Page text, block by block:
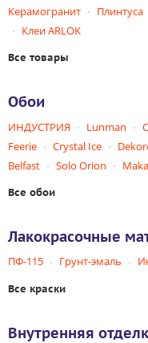
Керамогранит
Плинтуса
Клеи ARLOK
Все товары
Обои
ИНДУСТРИЯ Lunman
Feerie
Crystal Ice
Belfast
Solo Orion
Все обои
Лакокрасочные
ПФ-115 Грунт-эмаль
Все краски
Внутренняя